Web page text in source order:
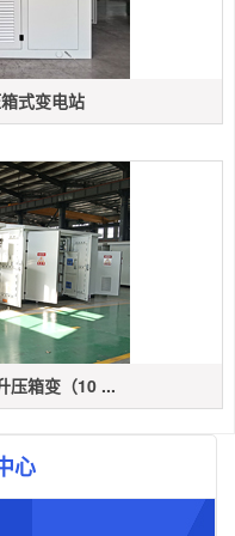
式变电站
压箱变（10 ...
心